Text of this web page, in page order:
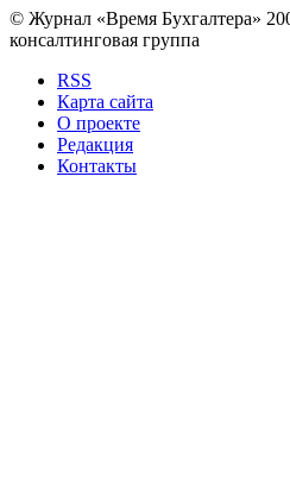
© Журнал «Время Бухгалтера»
консалтинговая группа
RSS
Карта сайта
О проекте
Редакция
Контакты